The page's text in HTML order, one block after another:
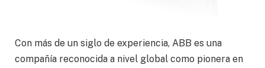
Con más de un siglo de experiencia, ABB es una
compañía reconocida a nivel global como pionera en